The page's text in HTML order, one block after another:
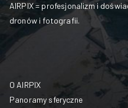
AIRPIX = profesjonalizm i
dronów i fotografii.
O AIRPIX
Panoramy sferyczne